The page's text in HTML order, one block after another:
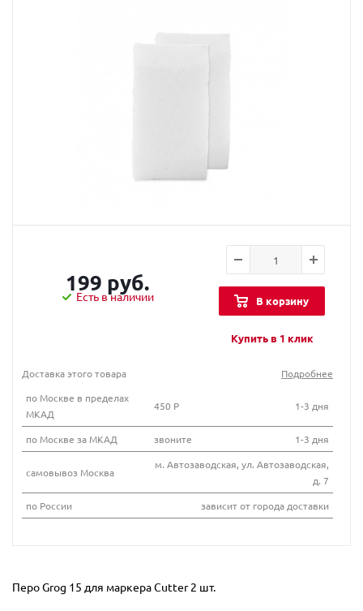
199 руб.
Есть в наличии В корзину
Купить в 1 клик
Доставка этого товара
Подробнее
по Москве в пределах
МКАД
450 Р 1-3 дня
по Москве за МКАД звоните 1-3 дня
самовывоз Москва
м. Автозаводская, ул. Автозаводская,
д. 7
по России
зависит от города доставки
Перо Grog 15 для маркера Сutter 2 шт.